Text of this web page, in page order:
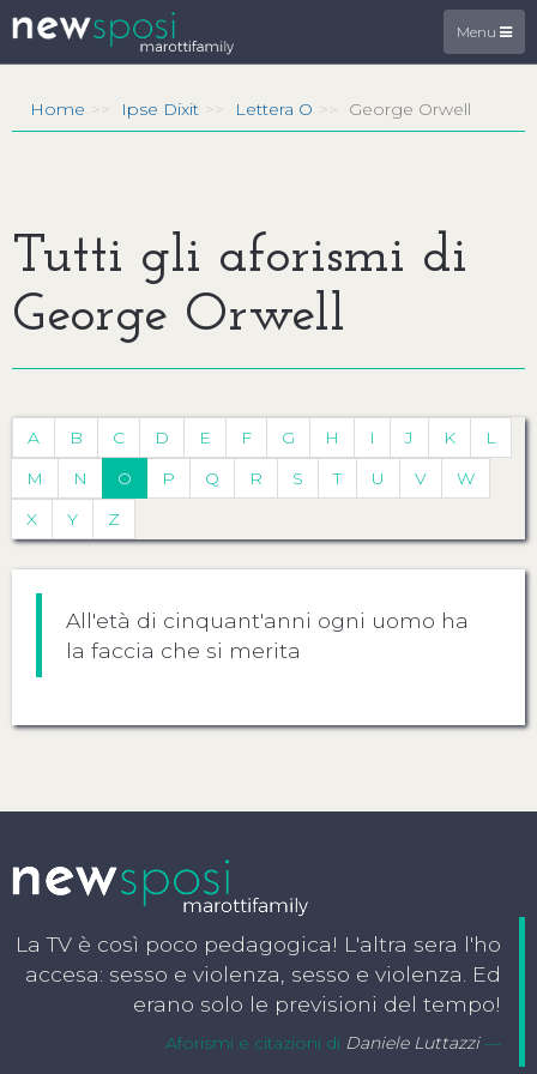
Menu
Home Ipse Dixit Lettera O George Orwell
Tutti gli aforismi di
George Orwell
A B C D E F G H I J K
L
M
N O P Q R S T U V
W
X
Y Z
All'età di cinquant'anni ogni uomo ha
la faccia che si merita
La TV è così poco pedagogica! L'altra sera l'ho
accesa: sesso e violenza, sesso e violenza. Ed
erano solo le previsioni del tempo!
Aforismi e citazioni di Daniele Luttazzi